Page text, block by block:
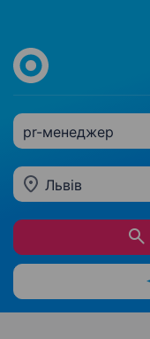
pr-менеджер
Львів